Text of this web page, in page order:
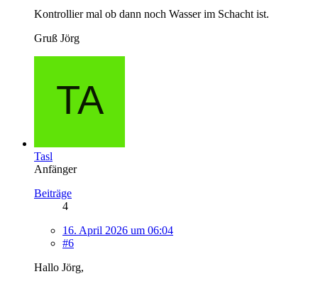
Kontrollier mal ob dann noch Wasser im Schacht ist.
Gruß Jörg
Tasl
Anfänger
Beiträge
4
16. April 2026 um 06:04
#6
Hallo Jörg,